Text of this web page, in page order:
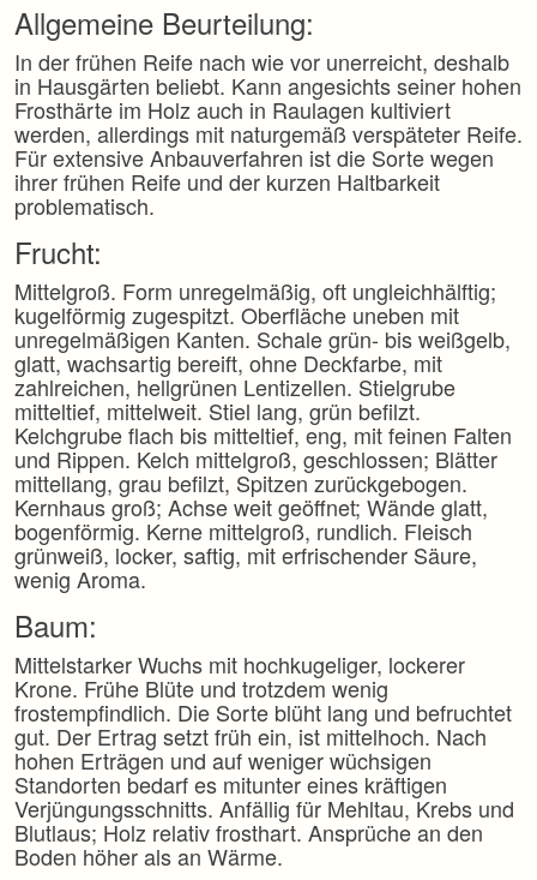
Allgemeine Beurteilung:
In der frühen Reife nach wie vor unerreicht, deshalb
in Hausgärten beliebt. Kann angesichts seiner hohen
Frosthärte im Holz auch in Raulagen kultiviert
werden, allerdings mit naturgemäß verspäteter Reife.
Für extensive Anbauverfahren ist die Sorte wegen
ihrer frühen Reife und der kurzen Haltbarkeit
problematisch.
Frucht:
Mittelgroß. Form unregelmäßig, oft ungleichhälftig;
kugelförmig zugespitzt. Oberfläche uneben mit
unregelmäßigen Kanten. Schale grün- bis weißgelb,
glatt, wachsartig bereift, ohne Deckfarbe, mit
zahlreichen, hellgrünen Lentizellen. Stielgrube
mitteltief, mittelweit. Stiel lang, grün befilzt.
Kelchgrube flach bis mitteltief, eng, mit feinen Falten
und Rippen. Kelch mittelgroß, geschlossen; Blätter
mittellang, grau befilzt, Spitzen zurückgebogen.
Kernhaus groß; Achse weit geöffnet; Wände glatt,
bogenförmig. Kerne mittelgroß, rundlich. Fleisch
grünweiß, locker, saftig, mit erfrischender Säure,
wenig Aroma.
Baum:
Mittelstarker Wuchs mit hochkugeliger, lockerer
Krone. Frühe Blüte und trotzdem wenig
frostempfindlich. Die Sorte blüht lang und befruchtet
gut. Der Ertrag setzt früh ein, ist mittelhoch. Nach
hohen Erträgen und auf weniger wüchsigen
Standorten bedarf es mitunter eines kräftigen
Verjüngungsschnitts. Anfällig für Mehltau, Krebs und
Blutlaus; Holz relativ frosthart. Ansprüche an den
Boden höher als an Wärme.